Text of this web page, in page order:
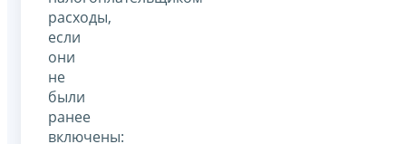
расходы,
если
они
не
были
ранее
включены: